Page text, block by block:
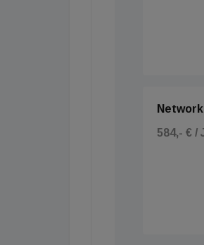
584,- € /